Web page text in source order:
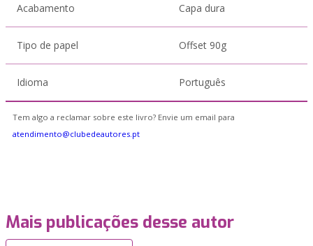
Acabamento Capa dura
Tipo de papel Offset 90g
Idioma Português
Tem algo a reclamar sobre este livro? Envie um email para
atendimento@clubedeautores.pt
Mais publicações desse autor